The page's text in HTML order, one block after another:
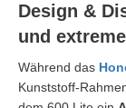
Design &
und
Während das
Kunststoff-